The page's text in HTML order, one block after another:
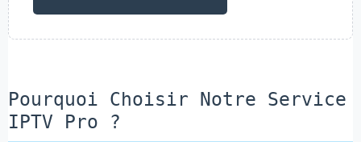
Pourquoi Choisir Notre Service
IPTV Pro ?